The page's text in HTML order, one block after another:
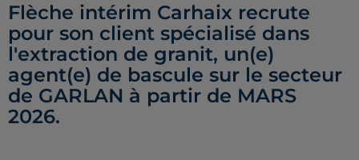
Flèche intérim Carhaix recrute
pour son client spécialisé dans
l'extraction de granit, un(e)
agent(e) de bascule sur le secteur
de GARLAN à partir de MARS
2026.